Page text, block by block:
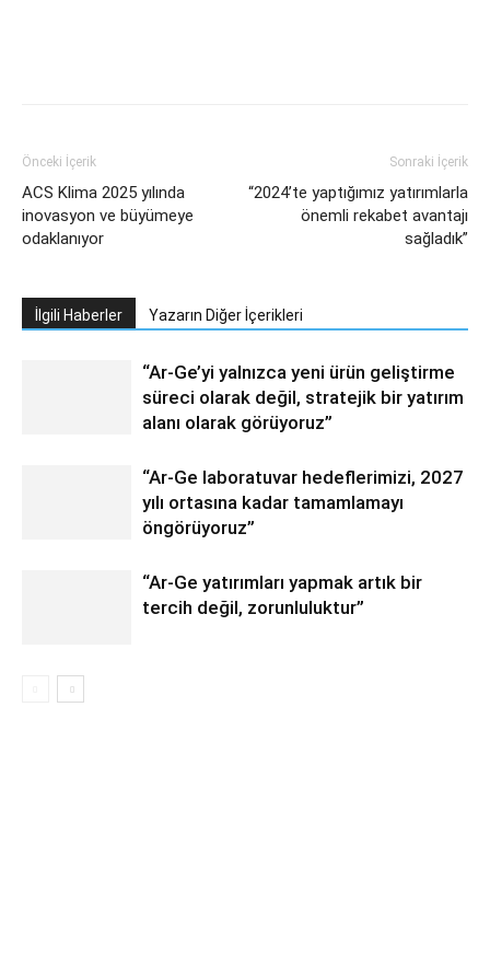
Önceki İçerik
ACS Klima 2025 yılında
inovasyon ve büyümeye
odaklanıyor
Sonraki İçerik
“2024’te yaptığımız yatırımlarla
önemli rekabet avantajı
sağladık”
İlgili Haberler Yazarın Diğer İçerikleri
“Ar-Ge’yi yalnızca yeni ürün geliştirme
süreci olarak değil, stratejik bir yatırım
alanı olarak görüyoruz”
“Ar-Ge laboratuvar hedeflerimizi, 2027
yılı ortasına kadar tamamlamayı
öngörüyoruz”
“Ar-Ge yatırımları yapmak artık bir
tercih değil, zorunluluktur”